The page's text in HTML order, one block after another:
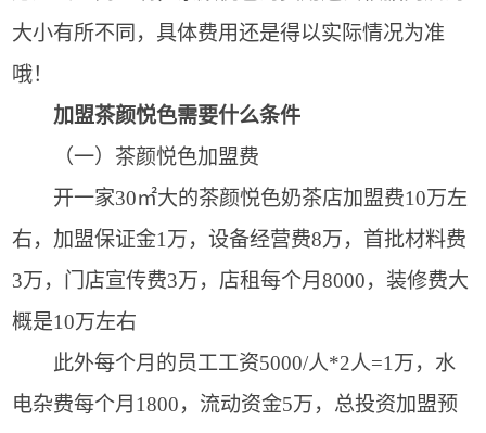
大小有所不同，具体费用还是得以实际情况为准
哦！
加盟茶颜悦色需要什么条件
（一）茶颜悦色加盟费
开一家30㎡大的茶颜悦色奶茶店加盟费10万左
右，加盟保证金1万，设备经营费8万，首批材料费
3万，门店宣传费3万，店租每个月8000，装修费大
概是10万左右
此外每个月的员工工资5000/人*2人=1万，水
电杂费每个月1800，流动资金5万，总投资加盟预